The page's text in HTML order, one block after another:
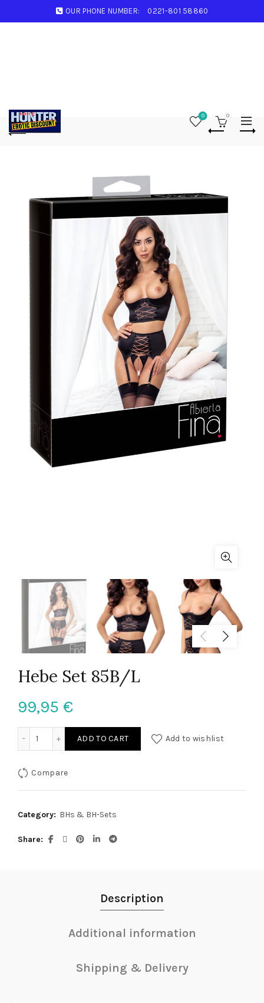
OUR PHONE NUMBER: 0221-801 58860
0 0
Hebe Set 85B/L
99,95 €
ADD TO CART Add to wishlist
Compare
Category: BHs & BH-Sets
Share
Description
Additional information
Shipping & Delivery